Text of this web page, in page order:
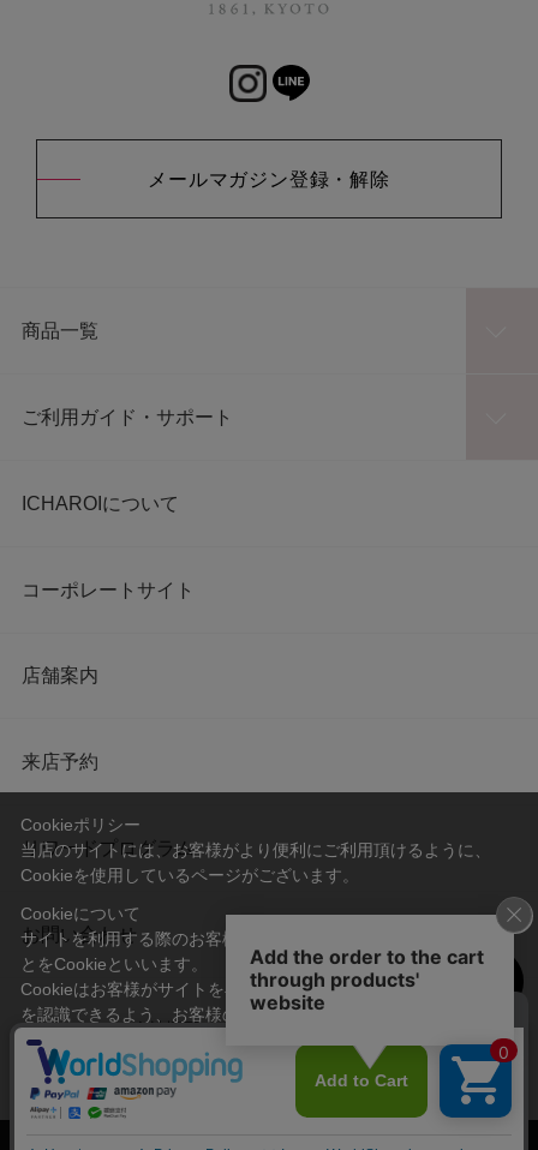
メールマガジン登録・解除
商品一覧
ご利用ガイド・サポート
ICHAROIについて
コーポレートサイト
店舗案内
来店予約
リワードプログラム
お問い合わせ
会社概要
利用規約 特定商取引法に基づく表記
Cookieポリシー
当店のサイトには、お客様がより便利にご利用頂けるように、
Cookieを使用しているページがございます。
Cookieについて
サイトを利用する際のお客様情報をPC上で記録管理する技術のこ
とをCookieといいます。
Cookieはお客様がサイトを再訪問された際に、お客様のデバイス
を認識できるよう、お客様のデバイス間からサーバーへ送り返さ
れます。
なお、Cookieに保存されている情報のみで、お客様個人を特定す
ることはできません。